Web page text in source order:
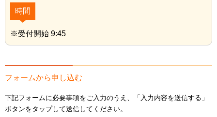
時間
※受付開始 9:45
フォームから申し込む
下記フォームに必要事項をご入力のうえ、「入力内容を送信する」
ボタンをタップして送信してください。